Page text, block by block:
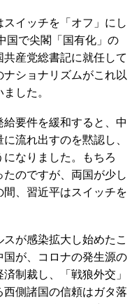
イッチを「オフ」にし
国で尖閣「国有化」の
産党総書記に就任して
ショナリズムがこれ以
した。
要件を緩和すると、中
流れ出すのを黙認し、
なりました。もちろ
のですが、両国が少し
、習近平はスイッチを
が感染拡大し始めたこ
が、コロナの発生源の
制裁し、「戦狼外交」
側諸国の信頼はガタ落